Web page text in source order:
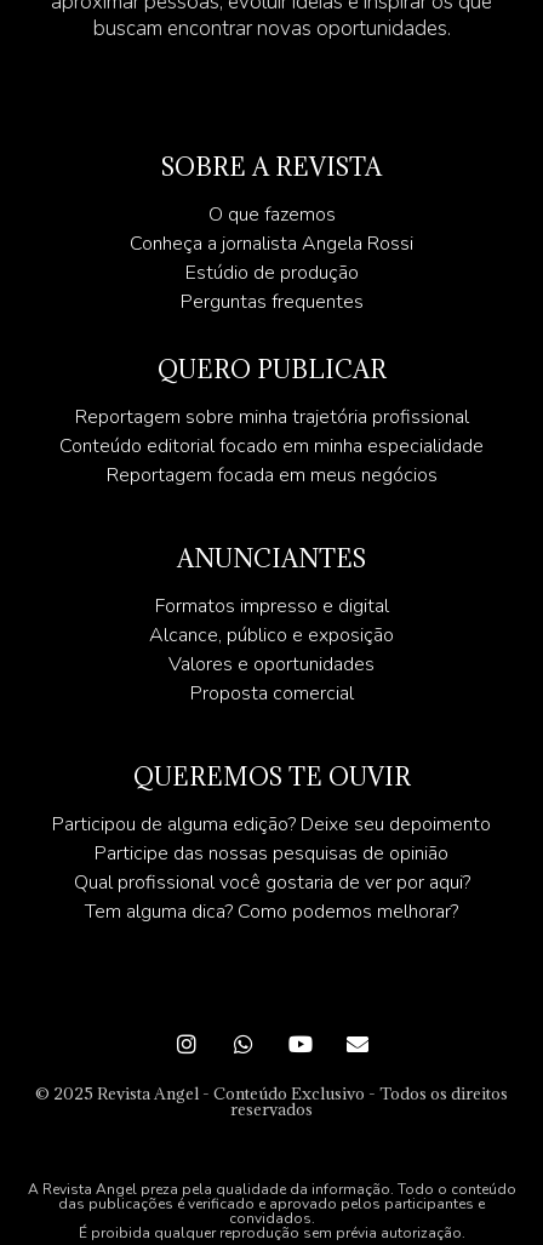
buscam encontrar novas oportunidades.
SOBRE A REVISTA
O que fazemos
Conheça a jornalista Angela Rossi
Estúdio de produção
Perguntas frequentes
QUERO PUBLICAR
Reportagem sobre minha trajetória profissional
Conteúdo editorial focado em minha especialidade
Reportagem focada em meus negócios
ANUNCIANTES
Formatos impresso e digital
Alcance, público e exposição
Valores e oportunidades
Proposta comercial
QUEREMOS TE OUVIR
Participou de alguma edição? Deixe seu depoimento
Participe das nossas pesquisas de opinião
Qual profissional você gostaria de ver por aqui?
Tem alguma dica? Como podemos melhorar?
© 2025 Revista Angel - Conteúdo Exclusivo - Todos os direitos
reservados
A Revista Angel preza pela qualidade da informação. Todo o conteúdo
das publicações é verificado e aprovado pelos participantes e
convidados.
É proibida qualquer reprodução sem prévia autorização.